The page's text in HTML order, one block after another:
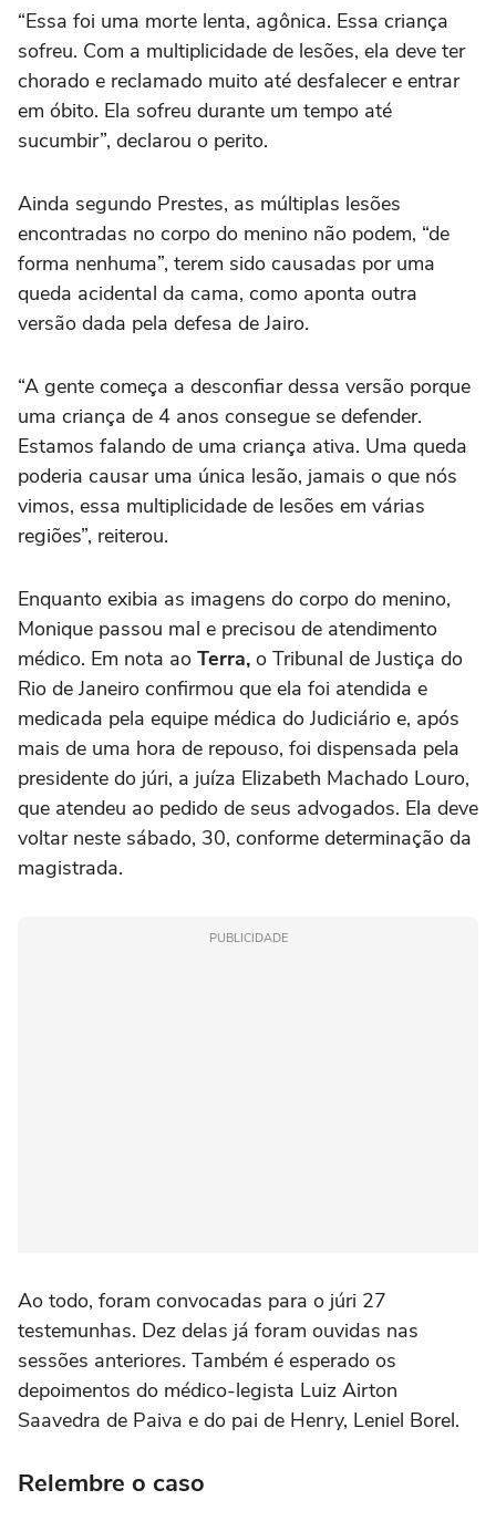
“Essa foi uma morte lenta, agônica. Essa criança
sofreu. Com a multiplicidade de lesões, ela deve ter
chorado e reclamado muito até desfalecer e entrar
em óbito. Ela sofreu durante um tempo até
sucumbir”, declarou o perito.
Ainda segundo Prestes, as múltiplas lesões
encontradas no corpo do menino não podem, “de
forma nenhuma”, terem sido causadas por uma
queda acidental da cama, como aponta outra
versão dada pela defesa de Jairo.
“A gente começa a desconfiar dessa versão porque
uma criança de 4 anos consegue se defender.
Estamos falando de uma criança ativa. Uma queda
poderia causar uma única lesão, jamais o que nós
vimos, essa multiplicidade de lesões em várias
regiões”, reiterou.
Enquanto exibia as imagens do corpo do menino,
Monique passou mal e precisou de atendimento
médico. Em nota ao Terra, o Tribunal de Justiça do
Rio de Janeiro confirmou que ela foi atendida e
medicada pela equipe médica do Judiciário e, após
mais de uma hora de repouso, foi dispensada pela
presidente do júri, a juíza Elizabeth Machado Louro,
que atendeu ao pedido de seus advogados. Ela deve
voltar neste sábado, 30, conforme determinação da
magistrada.
PUBLICIDADE
Ao todo, foram convocadas para o júri 27
testemunhas. Dez delas já foram ouvidas nas
sessões anteriores. Também é esperado os
depoimentos do médico-legista Luiz Airton
Saavedra de Paiva e do pai de Henry, Leniel Borel.
Relembre o caso